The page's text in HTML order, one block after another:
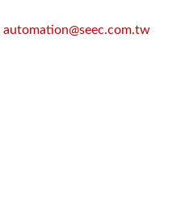
automation@seec.com.tw